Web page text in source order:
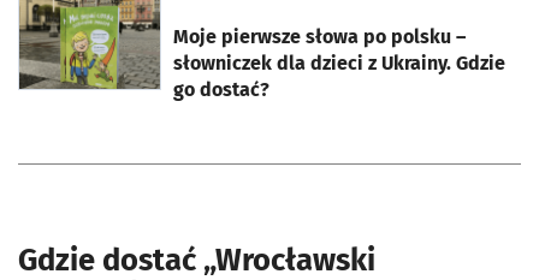
Moje pierwsze słowa po polsku –
słowniczek dla dzieci z Ukrainy. Gdzie
go dostać?
otworzy się w nowej karcie
Gdzie dostać „Wrocławski